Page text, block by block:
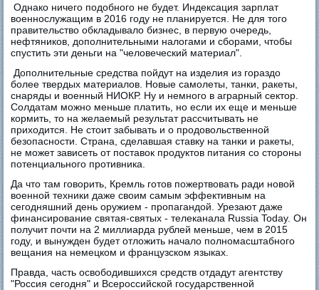
Однако ничего подобного не будет. Индексация зарплат
военнослужащим в 2016 году не планируется. Не для того
правительство обкладывало бизнес, в первую очередь,
нефтяников, дополнительными налогами и сборами, чтобы
спустить эти деньги на "человеческий материал".
Дополнительные средства пойдут на изделия из гораздо
более твердых материалов. Новые самолеты, танки, ракеты,
снаряды и военный НИОКР. Ну и немного в аграрный сектор.
Солдатам можно меньше платить, но если их еще и меньше
кормить, то на желаемый результат рассчитывать не
приходится. Не стоит забывать и о продовольственной
безопасности. Страна, сделавшая ставку на танки и ракеты,
не может зависеть от поставок продуктов питания со стороны
потенциального противника.
Да что там говорить, Кремль готов пожертвовать ради новой
военной техники даже своим самым эффективным на
сегодняшний день оружием - пропагандой. Урезают даже
финансирование святая-святых - телеканала Russia Today. Он
получит почти на 2 миллиарда рублей меньше, чем в 2015
году, и вынужден будет отложить начало полномасштабного
вещания на немецком и французском языках.
Правда, часть освободившихся средств отдадут агентству
"Россия сегодня" и Всероссийской государственной